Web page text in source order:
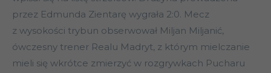
przez Edmunda Zientarę wygrała 2:0. Mecz
z wysokości trybun obserwował Miljan Miljanić,
ówczesny trener Realu Madryt, z którym mielczanie
mieli się wkrótce zmierzyć w rozgrywkach Pucharu